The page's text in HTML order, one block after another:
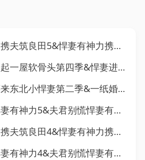
5&悍妻有神力携夫筑良田5（100集）AI短剧
四季&悍妻进门扶起一屋软骨头第四季（80集）AI短剧
二季&一纸婚约等来东北小悍妻第二季（73集）AI短剧
5&夫君别慌悍妻有神力5（111集）AI短剧
4&悍妻有神力携夫筑良田4（112集）AI短剧
4&夫君别慌悍妻有神力4（118集）AI短剧